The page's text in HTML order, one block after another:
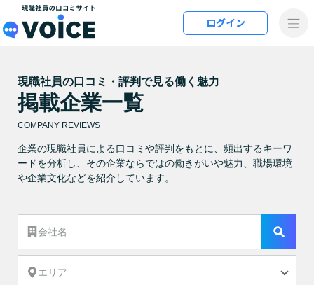
メインコンテンツにスキップ
ログイン
現職社員の口コミ・評判で見る働く魅力
掲載企業一覧
COMPANY REVIEWS
企業の現職社員による口コミや評判をもとに、頻出するキーワ
ードを分析し、その企業ならではの働きがいや魅力、職場環境
や企業文化などを紹介しています。
検索